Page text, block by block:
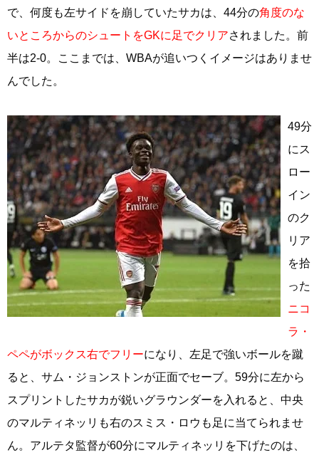
で、何度も左サイドを崩していたサカは、44分の角度のな
いところからのシュートをGKに足でクリアされました。前
半は2-0。ここまでは、WBAが追いつくイメージはありませ
んでした。
49分
にス
ロー
イン
のク
リア
を拾
った
ニコ
ラ・
ペペがボックス右でフリーになり、左足で強いボールを蹴
ると、サム・ジョンストンが正面でセーブ。59分に左から
スプリントしたサカが鋭いグラウンダーを入れると、中央
のマルティネッリも右のスミス・ロウも足に当てられませ
ん。アルテタ監督が60分にマルティネッリを下げたのは、